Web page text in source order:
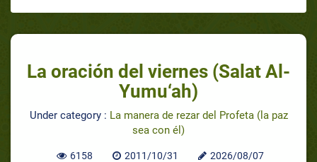
La oración del viernes (Salat Al-
Yumu‘ah)
Under category : La manera de rezar del Profeta (la paz
sea con él)
6158 2011/10/31 2026/08/07